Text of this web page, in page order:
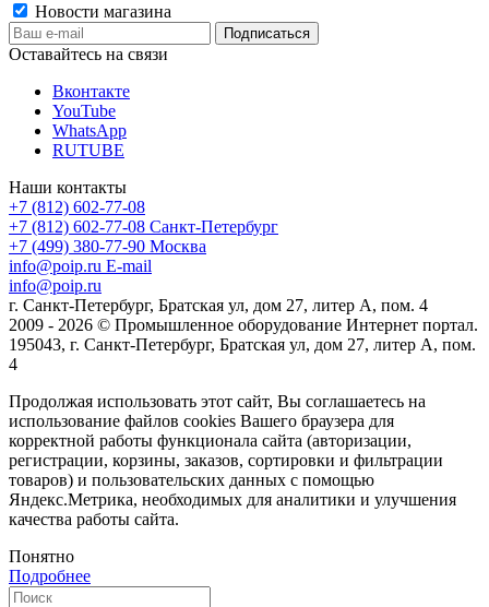
Новости магазина
Оставайтесь на связи
Вконтакте
YouTube
WhatsApp
RUTUBE
Наши контакты
+7 (812) 602-77-08
+7 (812) 602-77-08 Санкт-Петербург
+7 (499) 380-77-90 Москва
info@poip.ru E-mail
info@poip.ru
г. Санкт-Петербург, Братская ул, дом 27, литер А, пом. 4
2009 - 2026 © Промышленное оборудование Интернет портал.
195043, г. Санкт-Петербург, Братская ул, дом 27, литер А, пом.
4
Продолжая использовать этот сайт, Вы соглашаетесь на
использование файлов cookies Вашего браузера для
корректной работы функционала сайта (авторизации,
регистрации, корзины, заказов, сортировки и фильтрации
товаров) и пользовательских данных с помощью
Яндекс.Метрика, необходимых для аналитики и улучшения
качества работы сайта.
Понятно
Подробнее